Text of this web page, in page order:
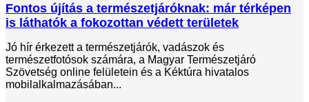
Fontos újítás a természetjáróknak: már térképen
is láthatók a fokozottan védett területek
Jó hír érkezett a természetjárók, vadászok és
természetfotósok számára, a Magyar Természetjáró
Szövetség online felületein és a Kéktúra hivatalos
mobilalkalmazásában...